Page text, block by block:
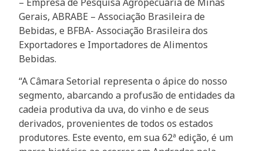
Gerais, ABRABE – Associação Brasileira de
Bebidas, e BFBA- Associação Brasileira dos
Exportadores e Importadores de Alimentos
Bebidas.
“A Câmara Setorial representa o ápice do nosso
segmento, abarcando a profusão de entidades da
cadeia produtiva da uva, do vinho e de seus
derivados, provenientes de todos os estados
produtores. Este evento, em sua 62ª edição, é um